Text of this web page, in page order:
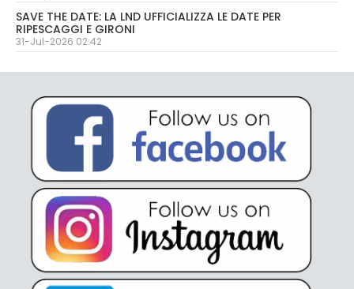
SAVE THE DATE: LA LND UFFICIALIZZA LE DATE PER
RIPESCAGGI E GIRONI
31-Jul-2026 02:42